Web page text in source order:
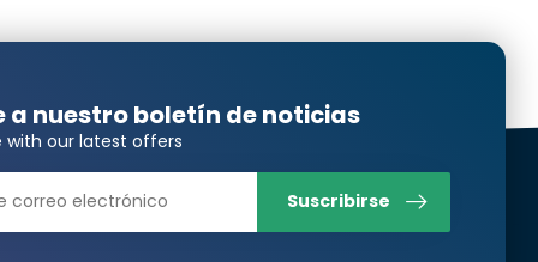
Translated from
a nuestro boletín de noticias
with our latest offers
Suscribirse